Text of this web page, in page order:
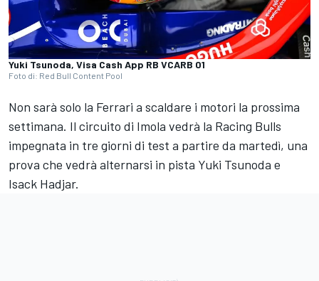
Yuki Tsunoda, Visa Cash App RB VCARB 01
Foto di: Red Bull Content Pool
Non sarà solo la Ferrari a scaldare i motori la prossima
settimana. Il circuito di Imola vedrà la Racing Bulls
impegnata in tre giorni di test a partire da martedì, una
prova che vedrà alternarsi in pista Yuki Tsunoda e
Isack Hadjar.